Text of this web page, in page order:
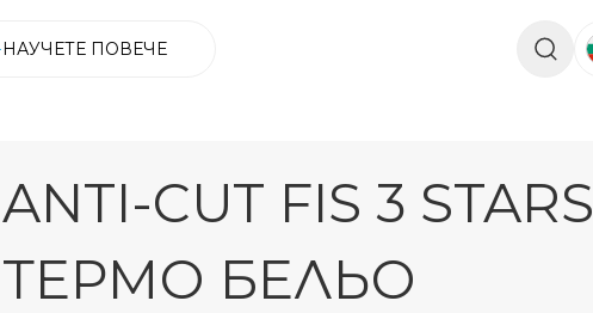
НАУЧЕТЕ ПОВЕЧЕ
ANTI-CUT FIS 3 STARS
ТЕРМО БЕЛЬО